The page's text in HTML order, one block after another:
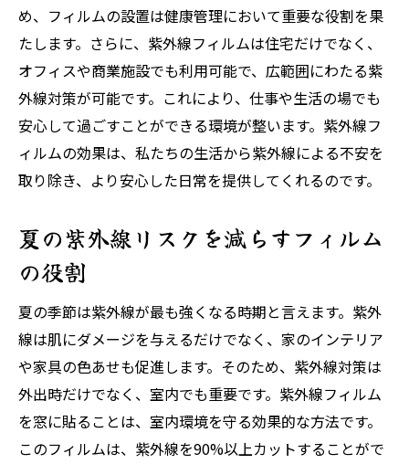
フィルム選びで失敗しないためのコツ
紫外線から家具を守るフィルムの役割を解説
家具を長持ちさせるフィルムの重要性
フィルムで守る家具とインテリア
紫外線による家具の劣化を防ぐ方法
フィルムが叶える家具の色褪せ防止
家具保護に最適なフィルムの選び方
高齢者と子供を紫外線から守るフィルムのメリ
高齢者に優しいフィルムの恩恵
こどもに最適な紫外線対策フィルム
家族全員の健康を守るフィルムの利点
高齢者とこどものための紫外線フィルム
安全な環境を提供するフィルムの役割
め、フィルムの設置は健康管理において重要な役割を果
たします。さらに、紫外線フィルムは住宅だけでなく、
オフィスや商業施設でも利用可能で、広範囲にわたる紫
外線対策が可能です。これにより、仕事や生活の場でも
安心して過ごすことができる環境が整います。紫外線フ
ィルムの効果は、私たちの生活から紫外線による不安を
取り除き、より安心した日常を提供してくれるのです。
夏の紫外線リスクを減らすフィルム
の役割
夏の季節は紫外線が最も強くなる時期と言えます。紫外
線は肌にダメージを与えるだけでなく、家のインテリア
や家具の色あせも促進します。そのため、紫外線対策は
外出時だけでなく、室内でも重要です。紫外線フィルム
を窓に貼ることは、室内環境を守る効果的な方法です。
このフィルムは、紫外線を90%以上カットすることがで